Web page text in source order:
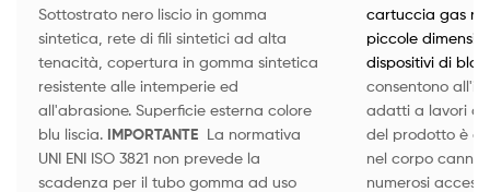
Sottostrato nero liscio in gomma
sintetica, rete di fili sintetici ad alta
tenacità, copertura in gomma sintetica
resistente alle intemperie ed
all'abrasione. Superficie esterna colore
blu liscia. IMPORTANTE La normativa
UNI ENI ISO 3821 non prevede la
scadenza per il tubo gomma ad uso
cartuccia gas
piccole
dispositivi di
consentono
adatti a lavori
del prodotto è
nel corpo
numerosi